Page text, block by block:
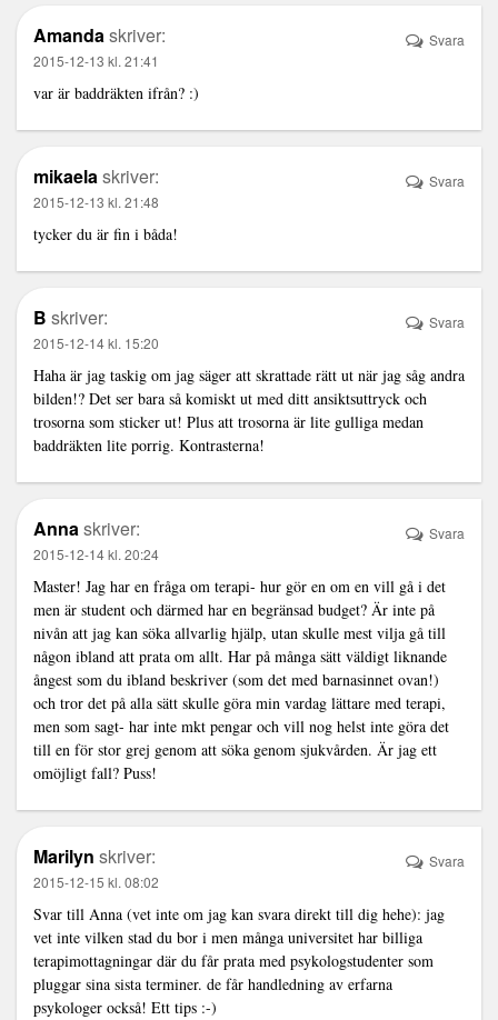
Amandaskriver:
2015-12-13 kl. 21:41
var är baddräkten ifrån? :)
Svara
mikaelaskriver:
2015-12-13 kl. 21:48
tycker du är fin i båda!
Svara
B skriver:
2015-12-14 kl. 15:20
Haha är jag taskig om jag säger att skrattade rätt ut när jag såg andra
bilden!? Det ser bara så komiskt ut med ditt ansiktsuttryck och
trosorna som sticker ut! Plus att trosorna är lite gulliga medan
baddräkten lite porrig. Kontrasterna!
Svara
Annaskriver:
2015-12-14 kl. 20:24
Master! Jag har en fråga om terapi- hur gör en om en vill gå i det
men är student och därmed har en begränsad budget? Är inte på
nivån att jag kan söka allvarlig hjälp, utan skulle mest vilja gå till
någon ibland att prata om allt. Har på många sätt väldigt liknande
ångest som du ibland beskriver (som det med barnasinnet ovan!)
och tror det på alla sätt skulle göra min vardag lättare med terapi,
men som sagt- har inte mkt pengar och vill nog helst inte göra det
till en för stor grej genom att söka genom sjukvården. Är jag ett
omöjligt fall? Puss!
Svara
Marilyn skriver:
2015-12-15 kl. 08:02
Svar till Anna (vet inte om jag kan svara direkt till dig hehe): jag
vet inte vilken stad du bor i men många universitet har billiga
terapimottagningar där du får prata med psykologstudenter som
pluggar sina sista terminer. de får handledning av erfarna
psykologer också! Ett tips :-)
Svara